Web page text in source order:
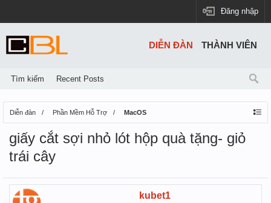
Đăng nhập
Diễn đàn Phần Mềm Hỗ Trợ MacOS
giấy cắt sợi nhỏ lót hộp quà tặng- giỏ
trái cây
kubet1
DIỄN ĐÀN
Tìm kiếm Recent Posts
THÀNH VIÊN